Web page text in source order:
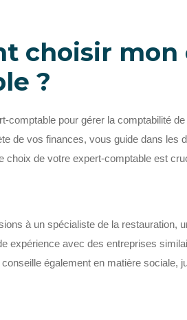
choisir mon
?
comptable pour gérer la comptabilité
de vos finances, vous guide dans les
choix de votre expert-comptable est
à un spécialiste de la restauration,
expérience avec des entreprises
également en matière sociale,